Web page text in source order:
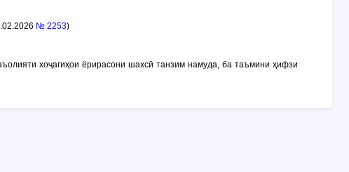
№ 2253)
хоҷагиҳои ёрирасони шахсӣ танзим намуда, ба таъмини ҳифзи